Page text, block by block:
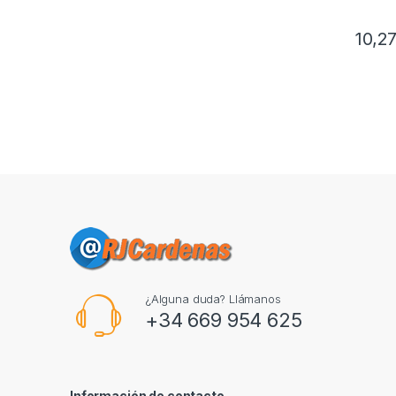
¿Alguna duda? Llámanos
+34 669 954 625